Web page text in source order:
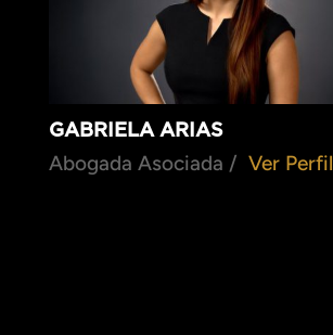
GABRIELA ARIAS
Abogada Asociada / Ver Perfil